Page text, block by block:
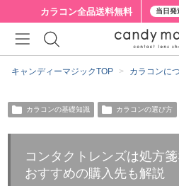
カラコン全品送料無料 当日発
キャンディーマジックTOP カラコンに
カラコンの基礎知識 カラコンの選び方
コンタクトレンズは処方
おすすめの購入先も解説